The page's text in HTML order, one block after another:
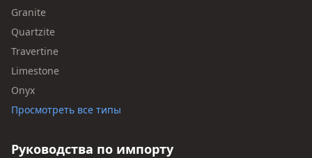
Granite
Quartzite
Travertine
Limestone
Onyx
Просмотреть все типы
Руководства по импорту